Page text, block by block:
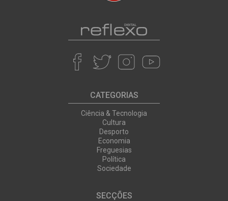
CATEGORIAS
Ciência & Tecnologia
Cultura
Desporto
Economia
Freguesias
Política
Sociedade
SECÇÕES